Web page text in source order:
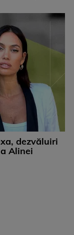
dezvăluiri
Alinei